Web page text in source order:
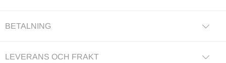
BETALNING
LEVERANS OCH FRAKT